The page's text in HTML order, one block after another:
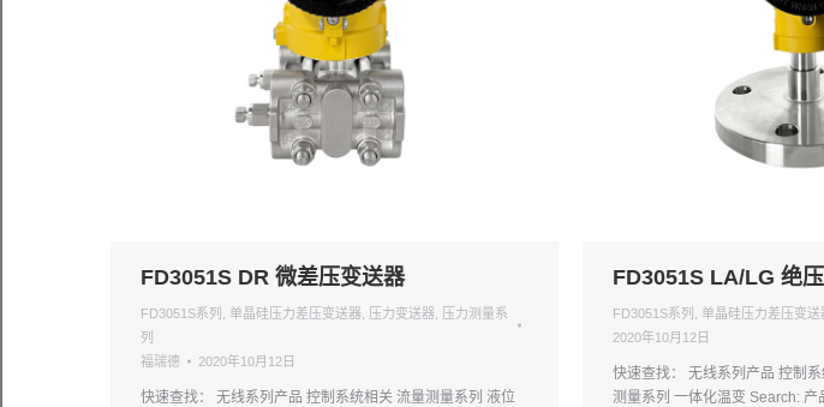
FD3051S DR 微差压变送器
FD3051S系列 单晶硅压力差压变送器 压力变送器
压力测量系
列
福瑞德
2020年10月12日
快速查找： 无线系列产品 控制系统相关 流量测量系列 液位
FD3051S LA/LG 绝
FD3051S系列 单晶硅压力差压变送
2020年10月12日
快速查找： 无线系列产品 控制
测量系列 一体化温变 Search: